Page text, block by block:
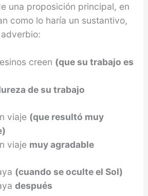
una proposición principal, en
como lo haría un sustantivo,
creen (que su trabajo es
de su trabajo
viaje (que resultó muy
viaje muy agradable
(cuando se oculte el Sol)
después